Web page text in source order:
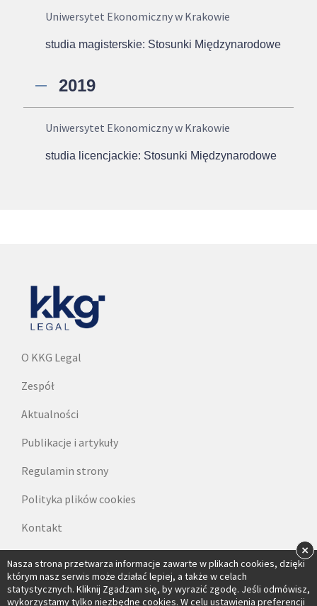
Uniwersytet Ekonomiczny w Krakowie
studia magisterskie: Stosunki Międzynarodowe
2019
Uniwersytet Ekonomiczny w Krakowie
studia licencjackie: Stosunki Międzynarodowe
Nasza strona przetwarza informacje zawarte w plikach cookies, dzięki
którym nasz serwis może działać lepiej, a także w celach
statystycznych. Kliknij Zgadzam się, by wyrazić zgodę. Jeśli odmówisz,
wykorzystamy tylko niezbędne cookies. W celu ustawienia preferencji
×
O KKG Legal
Zespół
Aktualności
Publikacje i artykuły
Regulamin strony
Polityka plików cookies
Kontakt